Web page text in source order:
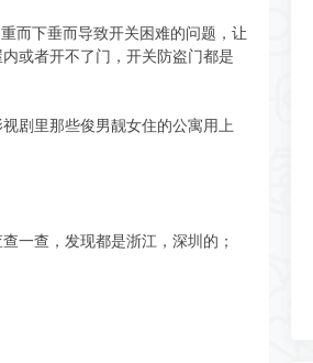
而下垂而导致开关困难的问题，让
或者开不了门，开关防盗门都是
剧里那些俊男靓女住的公寓用上
一查，发现都是浙江，深圳的；